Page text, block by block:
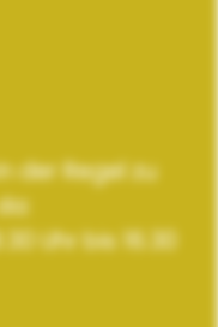
der Regel zu
Uhr bis 16.30